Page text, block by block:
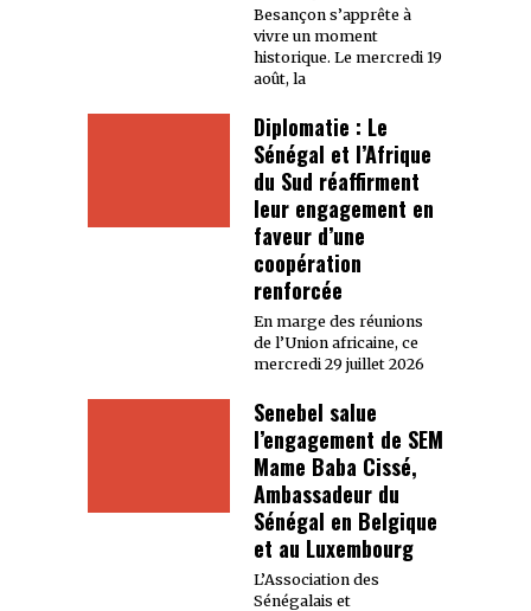
Besançon s’apprête à
vivre un moment
historique. Le mercredi 19
août, la
Diplomatie : Le
Sénégal et l’Afrique
du Sud réaffirment
leur engagement en
faveur d’une
coopération
renforcée
En marge des réunions
de l’Union africaine, ce
mercredi 29 juillet 2026
Senebel salue
l’engagement de SEM
Mame Baba Cissé,
Ambassadeur du
Sénégal en Belgique
et au Luxembourg
L’Association des
Sénégalais et